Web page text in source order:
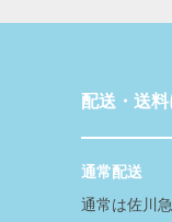
配送・送
通常配送
通常は佐川